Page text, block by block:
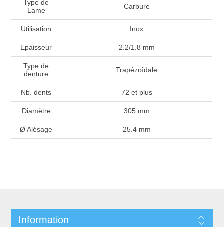
Type de
Lame
Carbure
Utilisation Inox
Epaisseur 2.2/1.8 mm
Type de
denture
Trapézoîdale
Nb. dents 72 et plus
Diamètre 305 mm
Ø Alésage 25.4 mm
Information